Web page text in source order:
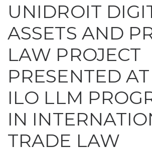
UNIDROIT
ASSETS AND
LAW PROJECT
PRESENTED
ILO LLM
IN
TRADE LAW